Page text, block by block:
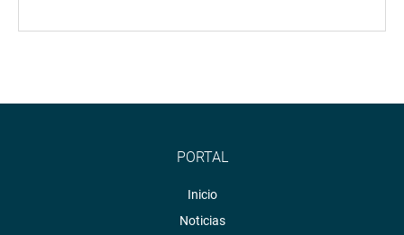
PORTAL
Inicio
Noticias